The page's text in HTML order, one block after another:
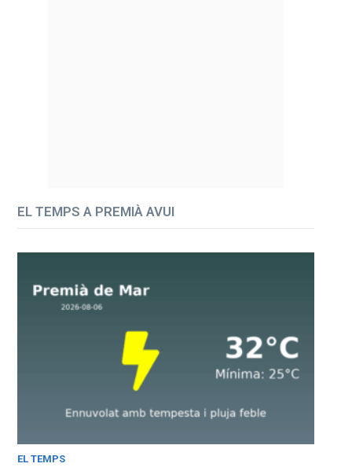
EL TEMPS A PREMIÀ AVUI
EL TEMPS